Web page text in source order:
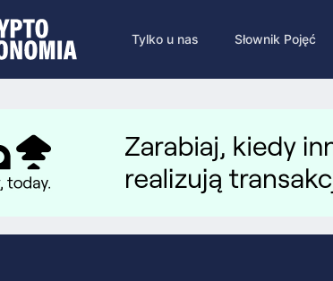
Tylko u nas Słownik Pojęć